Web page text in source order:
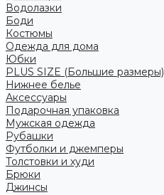
Водолазки
Боди
Костюмы
Одежда для дома
Юбки
PLUS SIZE (Большие размеры)
Нижнее белье
Аксессуары
Подарочная упаковка
Мужская одежда
Рубашки
Футболки и джемперы
Толстовки и худи
Брюки
Джинсы